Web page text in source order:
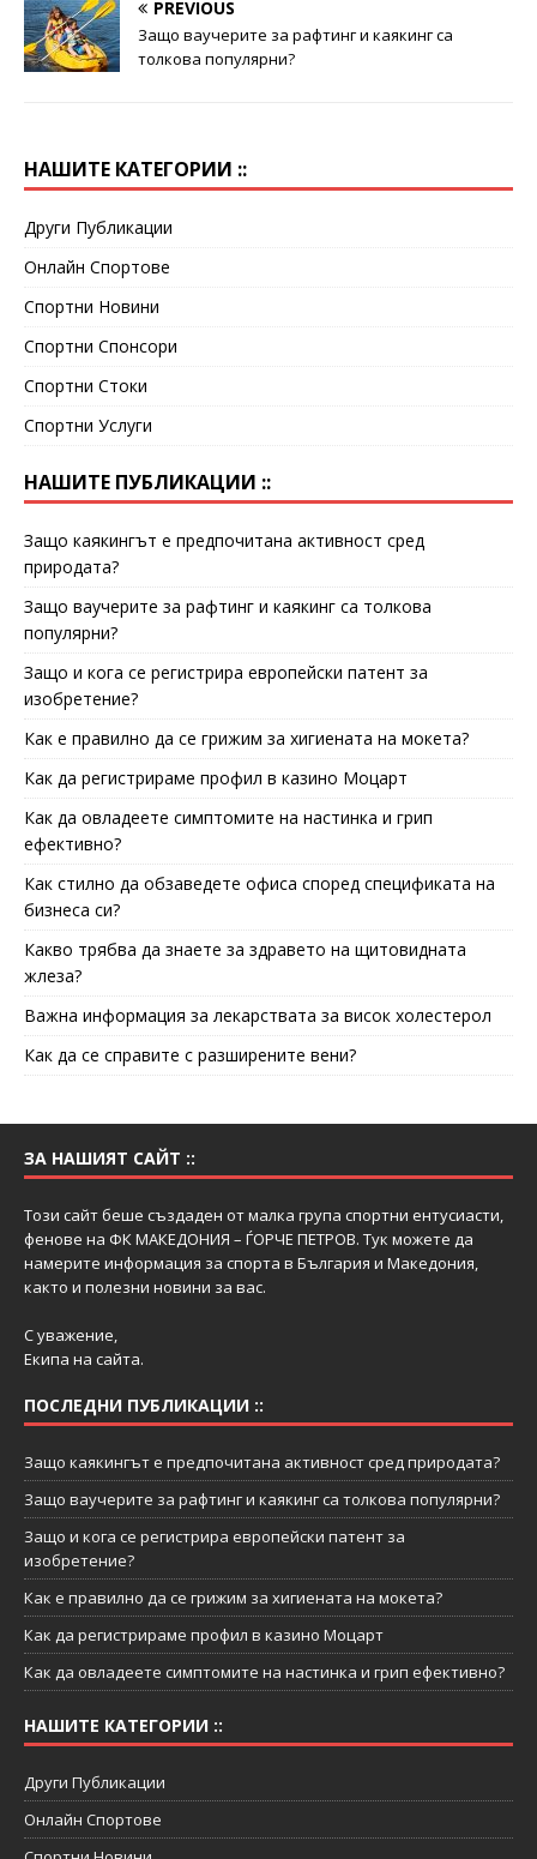
PREVIOUS
Защо ваучерите за рафтинг и каякинг са
толкова популярни?
НАШИТЕ КАТЕГОРИИ ::
Други Публикации
Онлайн Спортове
Спортни Новини
Спортни Спонсори
Спортни Стоки
Спортни Услуги
НАШИТЕ ПУБЛИКАЦИИ ::
Защо каякингът е предпочитана активност сред
природата?
Защо ваучерите за рафтинг и каякинг са толкова
популярни?
Защо и кога се регистрира европейски патент за
изобретение?
Как е правилно да се грижим за хигиената на мокета?
Как да регистрираме профил в казино Моцарт
Как да овладеете симптомите на настинка и грип
ефективно?
Как стилно да обзаведете офиса според спецификата на
бизнеса си?
Какво трябва да знаете за здравето на щитовидната
жлеза?
Важна информация за лекарствата за висок холестерол
Как да се справите с разширените вени?
ЗА НАШИЯТ САЙТ ::
Този сайт беше създаден от малка група спортни ентусиасти,
фенове на ФК МАКЕДОНИЯ – ЃОРЧЕ ПЕТРОВ. Тук можете да
намерите информация за спорта в България и Македония,
както и полезни новини за вас.
С уважение,
Екипа на сайта.
ПОСЛЕДНИ ПУБЛИКАЦИИ ::
Защо каякингът е предпочитана активност сред природата?
Защо ваучерите за рафтинг и каякинг са толкова популярни?
Защо и кога се регистрира европейски патент за
изобретение?
Как е правилно да се грижим за хигиената на мокета?
Как да регистрираме профил в казино Моцарт
Как да овладеете симптомите на настинка и грип ефективно?
НАШИТЕ КАТЕГОРИИ ::
Други Публикации
Онлайн Спортове